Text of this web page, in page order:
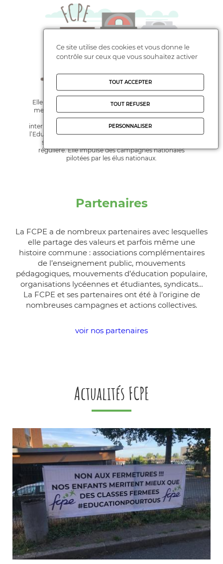
Elle fédère tous les CDPE de métropole et des Outre-
mer, celui du Maroc ainsi que les conseils locaux des
établissements français à l’étranger. Elle est
interlocuteur averti et compétent dans les instances de
l’Education nationale où siègent les parents. Elle offre à
ses adhérents une information documentée et
régulière. Elle impulse des campagnes nationales
pilotées par les élus nationaux.
Partenaires
La FCPE a de nombreux partenaires avec lesquelles
elle partage des valeurs et parfois même une
histoire commune : associations complémentaires
de l’enseignement public, mouvements
pédagogiques, mouvements d’éducation populaire,
organisations lycéennes et étudiantes, syndicats…
La FCPE et ses partenaires ont été à l’origine de
nombreuses campagnes et actions collectives.
voir nos partenaires
Actualités FCPE
Ce site utilise des cookies et vous donne le
contrôle sur ceux que vous souhaitez activer
TOUT ACCEPTER
TOUT REFUSER
PERSONNALISER